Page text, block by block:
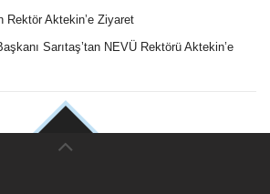
Rektör Aktekin’e Ziyaret
Sarıtaş’tan NEVÜ Rektörü Aktekin’e